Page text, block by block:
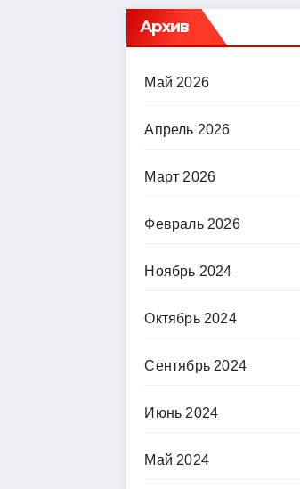
Архив
Май 2026
Апрель 2026
Март 2026
Февраль 2026
Ноябрь 2024
Октябрь 2024
Сентябрь 2024
Июнь 2024
Май 2024